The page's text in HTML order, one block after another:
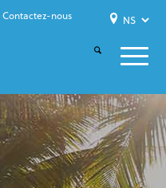
Contactez-nous